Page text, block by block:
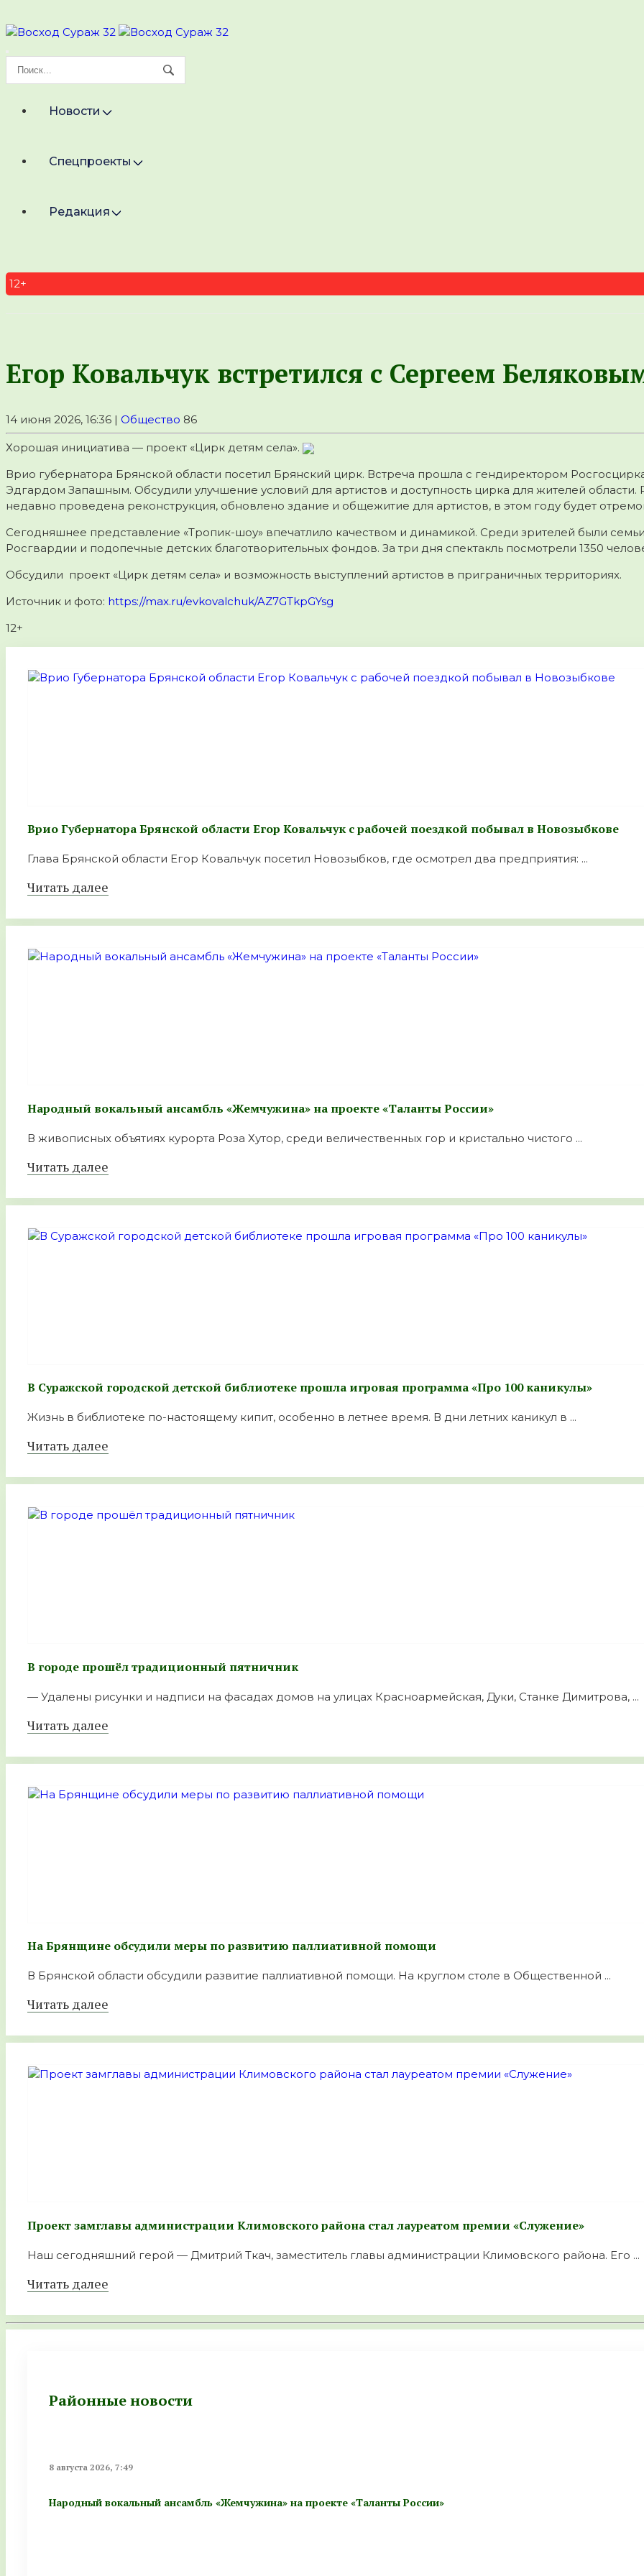
Новости
Спецпроекты
Редакция
12+
Егор Ковальчук встретился с Сергеем
14 июня 2026, 16:36 | Общество 86
Хорошая инициатива — проект «Цирк детям села».
Врио губернатора Брянской области посетил Брянский цирк. Встреча прошла с гендиректором
Эдгардом Запашным. Обсудили улучшение условий для артистов и доступность цирка для жителей
недавно проведена реконструкция, обновлено здание и общежитие для артистов, в этом году будет
Сегодняшнее представление «Тропик-шоу» впечатлило качеством и динамикой. Среди зрителей были
Росгвардии и подопечные детских благотворительных фондов. За три дня спектакль посмотрели 1350
Обсудили проект «Цирк детям села» и возможность выступлений артистов в приграничных территориях.
Источник и фото: https://max.ru/evkovalchuk/AZ7GTkpGYsg
12+
Врио Губернатора Брянской области Егор Ковальчук с рабочей поездкой побывал в Новозыбкове
Глава Брянской области Егор Ковальчук посетил Новозыбков, где осмотрел два предприятия: ...
Читать далее
Народный вокальный ансамбль «Жемчужина» на проекте «Таланты России»
В живописных объятиях курорта Роза Хутор, среди величественных гор и кристально чистого ...
Читать далее
В Суражской городской детской библиотеке прошла игровая программа «Про 100 каникулы»
Жизнь в библиотеке по-настоящему кипит, особенно в летнее время. В дни летних каникул в ...
Читать далее
В городе прошёл традиционный пятничник
— Удалены рисунки и надписи на фасадах домов на улицах Красноармейская, Дуки, Станке Димитрова, ...
Читать далее
На Брянщине обсудили меры по развитию паллиативной помощи
В Брянской области обсудили развитие паллиативной помощи. На круглом столе в Общественной ...
Читать далее
Проект замглавы администрации Климовского района стал лауреатом премии «Служение»
Наш сегодняшний герой — Дмитрий Ткач, заместитель главы администрации Климовского района. Его ...
Читать далее
Районные новости
8 августа 2026, 7:49
Народный вокальный ансамбль «Жемчужина» на проекте «Таланты России»